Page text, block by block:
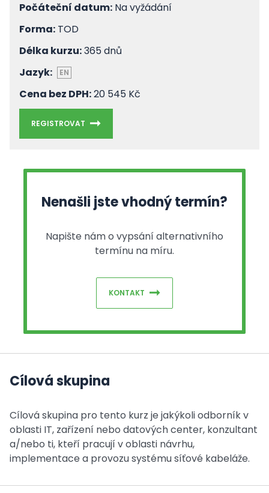
Počáteční datum: Na vyžádání
Forma: TOD
Délka kurzu:365 dnů
Jazyk:
EN
Cena bez DPH:20 545 Kč
REGISTROVAT
Nenašli jste vhodný termín?
Napište nám o vypsání alternativního
termínu na míru.
KONTAKT
Cílová skupina
Cílová skupina pro tento kurz je jakýkoli odborník v
oblasti IT, zařízení nebo datových center, konzultant
a/nebo ti, kteří pracují v oblasti návrhu,
implementace a provozu systému síťové kabeláže.